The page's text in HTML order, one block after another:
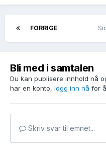
FORRIGE
Bli med i samtalen
Du kan publisere innhold nå
har en konto, logg inn nå for
Skriv svar til emnet...